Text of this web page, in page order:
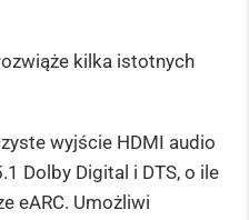
kilka istotnych
wyjście HDMI audio
Dolby Digital i DTS, o ile
eARC. Umożliwi